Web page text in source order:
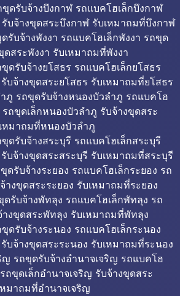
ดรับจ้างบึงกาฬ รถแบคโฮเล็กบึงกาฬ
บจ้างขุดสระบึงกาฬ รับเหมาถมที่บึงกาฬ
รับจ้างพังงา รถแบคโฮเล็กพังงา รถขุด
ดสระพังงา รับเหมาถมที่พังงา
ดรับจ้างยโสธร รถแบคโฮเล็กยโสธร
บจ้างขุดสระยโสธร รับเหมาถมที่ยโสธร
ภู รถขุดรับจ้างหนองบัวลำภู รถแบคโฮ
ถขุดเล็กหนองบัวลำภู รับจ้างขุดสระ
หมาถมที่หนองบัวลำภู
ดรับจ้างสระบุรี รถแบคโฮเล็กสระบุรี
บจ้างขุดสระสระบุรี รับเหมาถมที่สระบุรี
ดรับจ้างระยอง รถแบคโฮเล็กระยอง รถ
างขุดสระระยอง รับเหมาถมที่ระยอง
รับจ้างพัทลุง รถแบคโฮเล็กพัทลุง รถ
งขุดสระพัทลุง รับเหมาถมที่พัทลุง
ดรับจ้างระนอง รถแบคโฮเล็กระนอง
บจ้างขุดสระระนอง รับเหมาถมที่ระนอง
ญ รถขุดรับจ้างอำนาจเจริญ รถแบคโฮ
ถขุดเล็กอำนาจเจริญ รับจ้างขุดสระ
มาถมที่อำนาจเจริญ